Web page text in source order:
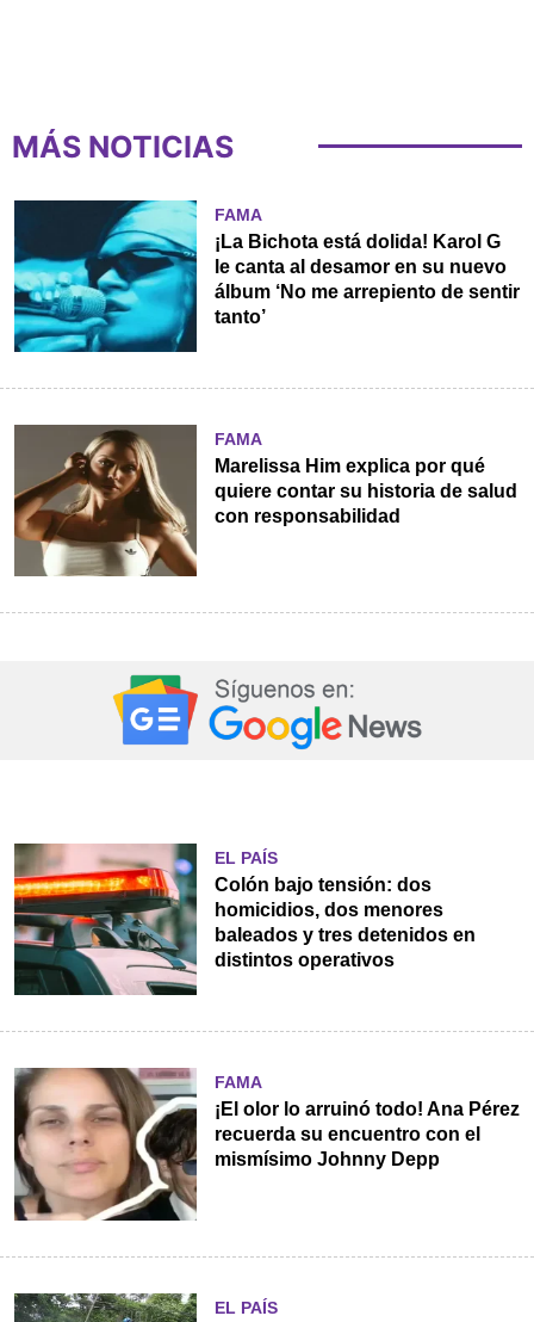
MÁS NOTICIAS
FAMA
¡La Bichota está dolida! Karol G
le canta al desamor en su nuevo
álbum ‘No me arrepiento de sentir
tanto’
FAMA
Marelissa Him explica por qué
quiere contar su historia de salud
con responsabilidad
EL PAÍS
Colón bajo tensión: dos
homicidios, dos menores
baleados y tres detenidos en
distintos operativos
FAMA
¡El olor lo arruinó todo! Ana Pérez
recuerda su encuentro con el
mismísimo Johnny Depp
EL PAÍS